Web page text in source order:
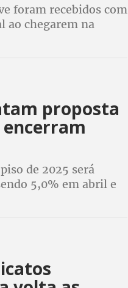
foram recebidos com
ao chegarem na
proposta
de 2025 será
5,0% em abril e